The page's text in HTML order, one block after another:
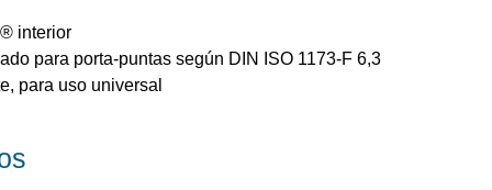
interior
para porta-puntas según DIN ISO 1173-F 6,3
para uso universal